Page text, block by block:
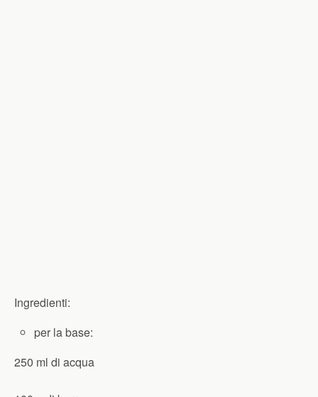
Ingredienti:
per la base:
250 ml di acqua